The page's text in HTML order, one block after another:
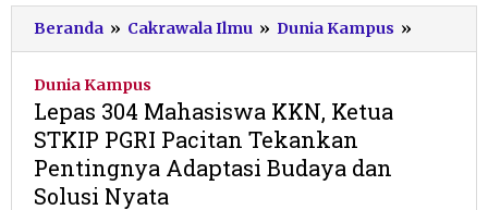
Beranda » Cakrawala Ilmu » Dunia Kampus »
304
Dunia Kampus
Lepas 304 Mahasiswa KKN, Ketua
STKIP PGRI Pacitan Tekankan
Pentingnya Adaptasi Budaya dan
Solusi Nyata